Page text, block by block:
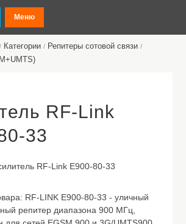
Меню
/ Категории / Репитеры сотовой связи /
RF-Link
33
RF-LINK E900-80-33 - уличный
репитер диапазона 900 МГц,